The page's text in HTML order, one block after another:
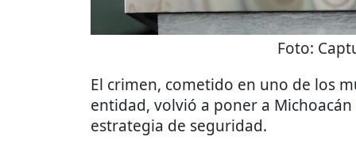
Foto:
El crimen, cometido en uno de los
entidad, volvió a poner a
estrategia de seguridad.